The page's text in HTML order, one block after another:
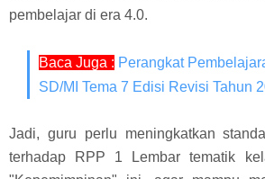
pembelajar di era 4.0.
Baca Juga : Perangkat
SD/MI Tema 7 Edisi Revisi Tahun
Jadi, guru perlu meningkatkan
terhadap RPP 1 Lembar tematik